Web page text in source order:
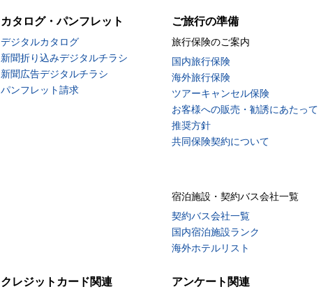
カタログ・パンフレット
デジタルカタログ
新聞折り込みデジタルチラシ
新聞広告デジタルチラシ
パンフレット請求
ご旅行の準備
旅行保険のご案内
国内旅行保険
海外旅行保険
ツアーキャンセル保険
お客様への販売・勧誘にあたって
推奨方針
共同保険契約について
宿泊施設・契約バス会社一覧
契約バス会社一覧
国内宿泊施設ランク
海外ホテルリスト
クレジットカード関連 アンケート関連